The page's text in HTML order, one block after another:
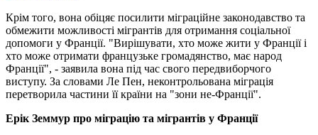
Крім того, вона обіцяє посилити міграційне законодавство та
обмежити можливості мігрантів для отримання соціальної
допомоги у Франції. "Вирішувати, хто може жити у Франції і
хто може отримати французьке громадянство, має народ
Франції", - заявила вона під час свого передвиборчого
виступу. За словами Ле Пен, неконтрольована міграція
перетворила частини її країни на "зони не-Франції".
Ерік Земмур про міграцію та мігрантів у Франції